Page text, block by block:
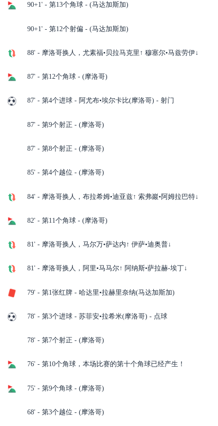
90+1' - 第13个角球 - (马达加斯加)
90+1' - 第12个射偏 - (马达加斯加)
88' - 摩洛哥换人，尤素福•贝拉马克里↑ 穆塞尔•马兹劳伊↓
87' - 第12个角球 - (摩洛哥)
87' - 第4个进球 - 阿尤布•埃尔卡比(摩洛哥) - 射门
87' - 第9个射正 - (摩洛哥)
87' - 第8个射正 - (摩洛哥)
85' - 第4个越位 - (摩洛哥)
84' - 摩洛哥换人，布拉希姆•迪亚兹↑ 索弗巖•阿姆拉巴特↓
82' - 第11个角球 - (摩洛哥)
81' - 摩洛哥换人，马尔万•萨达内↑ 伊萨•迪奥普↓
81' - 摩洛哥换人，阿里•马马尔↑ 阿纳斯•萨拉赫-埃丁↓
79' - 第1张红牌 - 哈达里•拉赫里奈纳(马达加斯加)
78' - 第3个进球 - 苏菲安•拉希米(摩洛哥) - 点球
78' - 第7个射正 - (摩洛哥)
76' - 第10个角球，本场比赛的第十个角球已经产生！
75' - 第9个角球 - (摩洛哥)
68' - 第3个越位 - (摩洛哥)